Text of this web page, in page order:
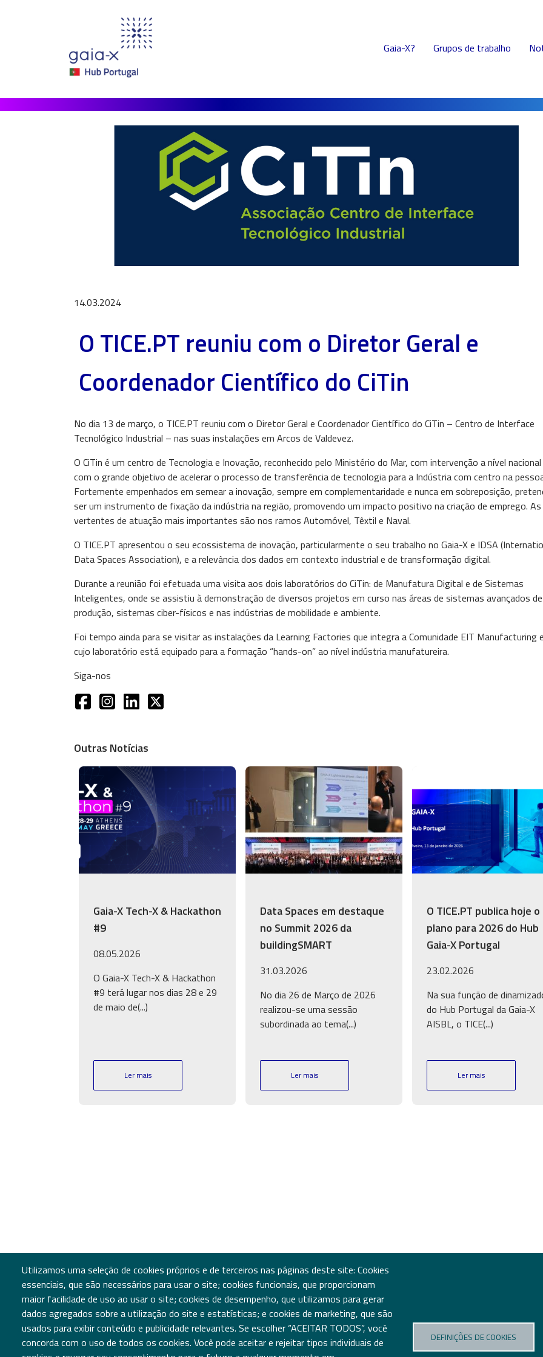
Gaia-X? Grupos de trabalho
14.03.2024
O TICE.PT reuniu com o Diretor Geral e
Coordenador Científico do CiTin
No dia 13 de março, o TICE.PT reuniu com o Diretor Geral e Coordenador Científico do CiTin – Centro de Interface
Tecnológico Industrial – nas suas instalações em Arcos de Valdevez.
O CiTin é um centro de Tecnologia e Inovação, reconhecido pelo Ministério do Mar, com intervenção a nível nacional
com o grande objetivo de acelerar o processo de transferência de tecnologia para a Indústria com centro na
Fortemente empenhados em semear a inovação, sempre em complementaridade e nunca em sobreposição,
ser um instrumento de fixação da indústria na região, promovendo um impacto positivo na criação de emprego. As
vertentes de atuação mais importantes são nos ramos Automóvel, Têxtil e Naval.
O TICE.PT apresentou o seu ecossistema de inovação, particularmente o seu trabalho no Gaia-X e IDSA
Data Spaces Association), e a relevância dos dados em contexto industrial e de transformação digital.
Durante a reunião foi efetuada uma visita aos dois laboratórios do CiTin: de Manufatura Digital e de Sistemas
Inteligentes, onde se assistiu à demonstração de diversos projetos em curso nas áreas de sistemas avançados de
produção, sistemas ciber-físicos e nas indústrias de mobilidade e ambiente.
Foi tempo ainda para se visitar as instalações da Learning Factories que integra a Comunidade EIT Manufacturing e
cujo laboratório está equipado para a formação “hands-on” ao nível indústria manufatureira.
Siga-nos
Outras Notícias
Imagem
Gaia-X Tech-X & Hackathon
#9
08.05.2026
O Gaia-X Tech-X & Hackathon
#9 terá lugar nos dias 28 e 29
de maio de(...)
Ler mais
Imagem
Data Spaces em destaque
no Summit 2026 da
buildingSMART
31.03.2026
No dia 26 de Março de 2026
realizou-se uma sessão
subordinada ao tema(...)
Ler mais
O TICE.PT publica hoje o
plano para 2026 do Hub
Gaia-X Portugal
23.02.2026
Na sua função de
do Hub Portugal da Gaia-X
AISBL, o TICE(...)
Ler mais
Utilizamos uma seleção de cookies próprios e de terceiros nas páginas deste site: Cookies
essenciais, que são necessários para usar o site; cookies funcionais, que proporcionam
maior facilidade de uso ao usar o site; cookies de desempenho, que utilizamos para gerar
dados agregados sobre a utilização do site e estatísticas; e cookies de marketing, que são
usados para exibir conteúdo e publicidade relevantes. Se escolher “ACEITAR TODOS”, você
concorda com o uso de todos os cookies. Você pode aceitar e rejeitar tipos individuais de
DEFINIÇÕES DE COOKIES
Associação TICE.PT
Edifício Central
PCI - Creative Science Park Aveiro Region
P: